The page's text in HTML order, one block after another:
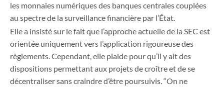
les monnaies numériques des banques centrales couplées
au spectre de la surveillance financière par l’État.
Elle a insisté sur le fait que l’approche actuelle de la SEC est
orientée uniquement vers l’application rigoureuse des
règlements. Cependant, elle plaide pour qu’il y ait des
dispositions permettant aux projets de croître et de se
décentraliser sans craindre d’être poursuivis. “On ne